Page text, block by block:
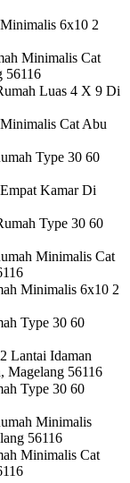
6x10 2
Minimalis Cat
56116
Luas 4 X 9 Di
Cat Abu
Type 30 60
Kamar Di
Type 30 60
Minimalis Cat
Minimalis 6x10 2
Type 30 60
Lantai Idaman
Magelang 56116
Type 30 60
Minimalis
56116
Minimalis Cat